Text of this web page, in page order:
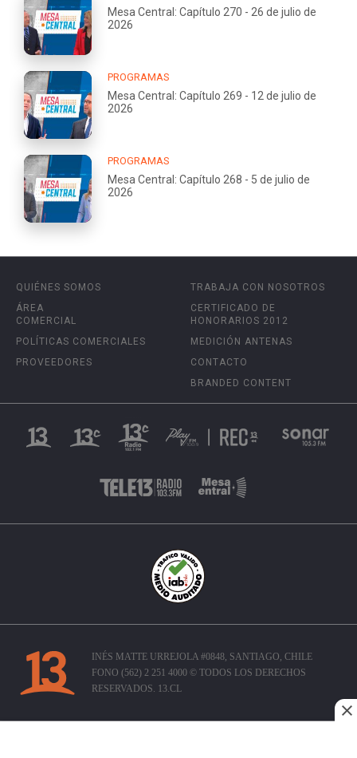
Mesa Central: Capítulo 270 - 26 de julio de
2026
PROGRAMAS
Mesa Central: Capítulo 269 - 12 de julio de
2026
PROGRAMAS
Mesa Central: Capítulo 268 - 5 de julio de
2026
QUIÉNES SOMOS
ÁREA
COMERCIAL
POLÍTICAS COMERCIALES
PROVEEDORES
TRABAJA CON NOSOTROS
CERTIFICADO DE
HONORARIOS 2012
MEDICIÓN ANTENAS
CONTACTO
BRANDED CONTENT
INÉS MATTE URREJOLA #0848, SANTIAGO, CHILE
FONO (562) 2 251 4000 © TODOS LOS DERECHOS
RESERVADOS. 13.CL